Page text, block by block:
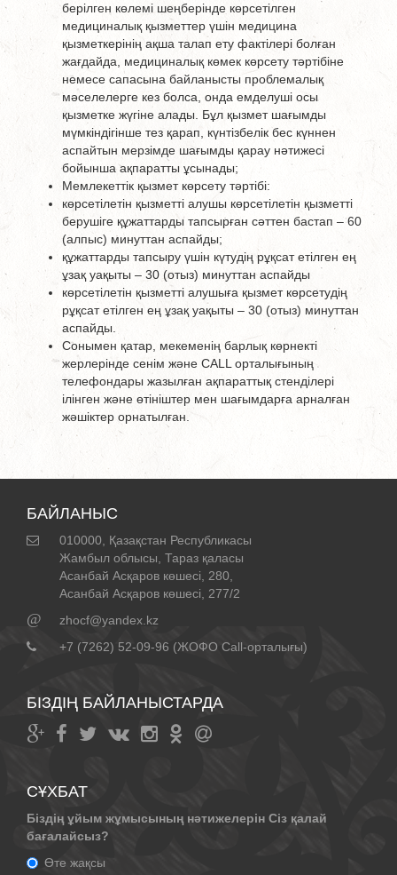
берілген көлемі шеңберінде көрсетілген
медициналық қызметтер үшін медицина
қызметкерінің ақша талап ету фактілері болған
жағдайда, медициналық көмек көрсету тәртібіне
немесе сапасына байланысты проблемалық
мәселелерге кез болса, онда емделуші осы
қызметке жүгіне алады. Бұл қызмет шағымды
мүмкіндігінше тез қарап, күнтізбелік бес күннен
аспайтын мерзімде шағымды қарау нәтижесі
бойынша ақпаратты ұсынады;
Мемлекеттік қызмет көрсету тәртібі:
көрсетілетін қызметті алушы көрсетілетін қызметті
берушіге құжаттарды тапсырған сәттен бастап – 60
(алпыс) минуттан аспайды;
құжаттарды тапсыру үшін күтудің рұқсат етілген ең
ұзақ уақыты – 30 (отыз) минуттан аспайды
көрсетілетін қызметті алушыға қызмет көрсетудің
рұқсат етілген ең ұзақ уақыты – 30 (отыз) минуттан
аспайды.
Сонымен қатар, мекеменің барлық көрнекті
жерлерінде сенім және CALL орталығының
телефондары жазылған ақпараттық стенділері
ілінген және өтініштер мен шағымдарға арналған
жәшіктер орнатылған.
БАЙЛАНЫС
010000, Қазақстан Республикасы
Жамбыл облысы, Тараз қаласы
Асанбай Асқаров көшесі, 280,
Асанбай Асқаров көшесі, 277/2
@
zhocf@yandex.kz
+7 (7262) 52-09-96 (ЖОФО Call-орталығы)
БІЗДІҢ БАЙЛАНЫСТАРДА
СҰХБАТ
Біздің ұйым жұмысының нәтижелерін Сіз қалай
бағалайсыз?
Өте жақсы